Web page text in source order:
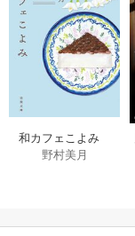
和カフェこよみ
五月くんの夏のお
野村美月